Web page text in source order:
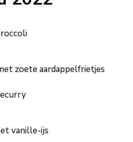
zoete aardappelfrietjes
vanille-ijs